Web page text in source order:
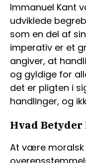
Immanuel Kant
udviklede
som en del af
imperativ er et
angiver, at
og gyldige for
det er pligten i
handlinger, og
Hvad
At være